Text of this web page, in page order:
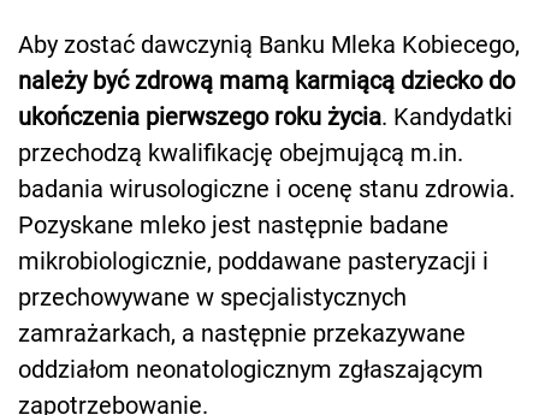
Aby zostać dawczynią Banku Mleka Kobiecego,
należy być zdrową mamą karmiącą dziecko do
ukończenia pierwszego roku życia. Kandydatki
przechodzą kwalifikację obejmującą m.in.
badania wirusologiczne i ocenę stanu zdrowia.
Pozyskane mleko jest następnie badane
mikrobiologicznie, poddawane pasteryzacji i
przechowywane w specjalistycznych
zamrażarkach, a następnie przekazywane
oddziałom neonatologicznym zgłaszającym
zapotrzebowanie.